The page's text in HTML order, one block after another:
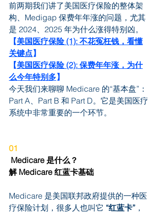
前两期我们讲了美国医疗保险的整体架
构、Medigap 保费年年涨的问题，尤其
是 2024、2025 年为什么涨得特别凶。
【美国医疗保险 (1): 不花冤枉钱，看懂
关键点】
【美国医疗保险 (2): 保费年年涨，为什
么今年特别多】
今天我们来聊聊 Medicare 的“基本盘”：
Part A、Part B 和 Part D。它是美国医疗
系统中非常重要的一个环节。
01
Medicare 是什么？
解 Medicare 红蓝卡基础
Medicare 是美国联邦政府提供的一种医
疗保险计划，很多人也叫它 “红蓝卡” ，